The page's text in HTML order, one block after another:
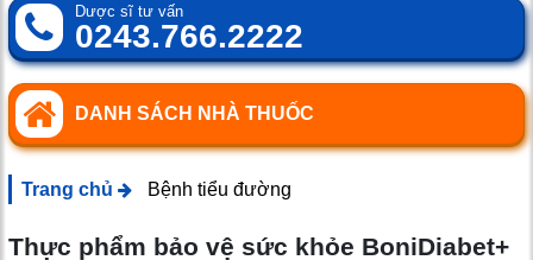
Dược sĩ tư vấn
0243.766.2222
DANH SÁCH NHÀ THUỐC
Trang chủ Bệnh tiểu đường
Thực phẩm bảo vệ sức khỏe BoniDiabet+